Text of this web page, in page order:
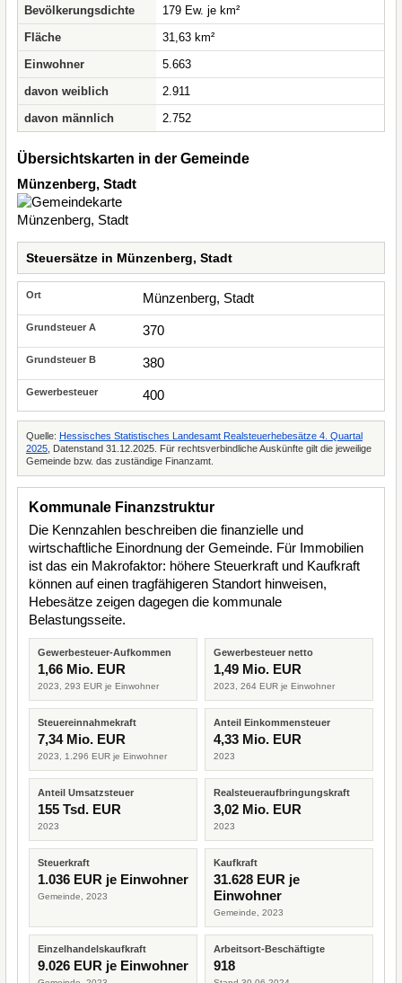
Bevölkerungsdichte
179 Ew. je km²
Fläche
31,63 km²
Einwohner
5.663
davon weiblich
2.911
davon männlich
2.752
Übersichtskarten in der Gemeinde
Münzenberg, Stadt
Steuersätze in Münzenberg, Stadt
Münzenberg, Stadt
370
380
400
Quelle: Hessisches Statistisches Landesamt Realsteuerhebesätze 4. Quartal
2025 , Datenstand 31.12.2025. Für rechtsverbindliche Auskünfte gilt die jeweilige
Gemeinde bzw. das zuständige Finanzamt.
Kommunale Finanzstruktur
Die Kennzahlen beschreiben die finanzielle und
wirtschaftliche Einordnung der Gemeinde. Für Immobilien
ist das ein Makrofaktor: höhere Steuerkraft und Kaufkraft
können auf einen tragfähigeren Standort hinweisen,
Hebesätze zeigen dagegen die kommunale
Belastungsseite.
Gewerbesteuer-Aufkommen
1,66 Mio. EUR
2023, 293 EUR je Einwohner
Gewerbesteuer netto
1,49 Mio. EUR
2023, 264 EUR je Einwohner
Steuereinnahmekraft
7,34 Mio. EUR
2023, 1.296 EUR je Einwohner
Anteil Einkommensteuer
4,33 Mio. EUR
2023
Anteil Umsatzsteuer
155 Tsd. EUR
2023
Realsteueraufbringungskraft
3,02 Mio. EUR
2023
Steuerkraft
1.036 EUR je Einwohner
Gemeinde, 2023
Kaufkraft
31.628 EUR je
Einwohner
Gemeinde, 2023
Einzelhandelskaufkraft
9.026 EUR je Einwohner
Arbeitsort-Beschäftigte
918